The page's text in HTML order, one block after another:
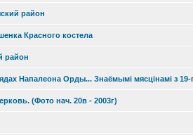
район
Красного костела
район
Напалеона Орды... Знаёмымі мясцінамі з 19-
(Фото нач. 20в - 2003г)